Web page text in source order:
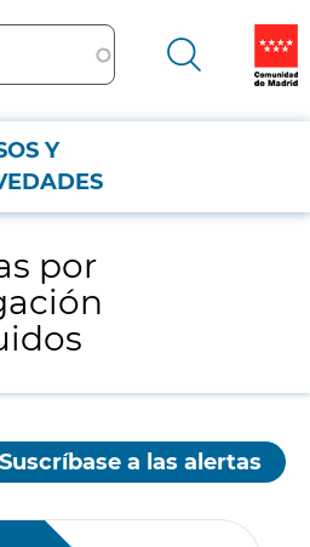
Y
extrajudicial y judicial y denuncias por
por
Suscríbase a las alertas